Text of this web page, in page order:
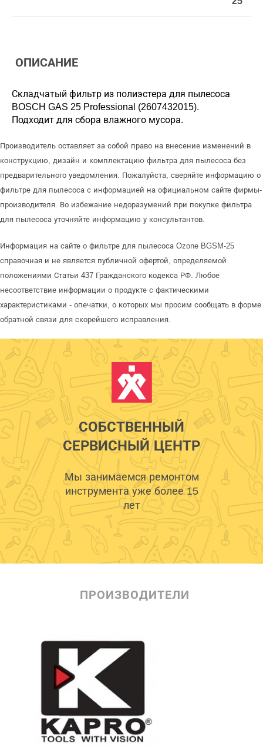
ОПИСАНИЕ
Складчатый фильтр из полиэстера для пылесоса
BOSCH GAS 25 Professional (2607432015).
Подходит для сбора влажного мусора.
Производитель оставляет за собой право на внесение изменений в
конструкцию, дизайн и комплектацию фильтра для пылесоса без
предварительного уведомления. Пожалуйста, сверяйте информацию о
фильтре для пылесоса с информацией на официальном сайте фирмы-
производителя. Во избежание недоразумений при покупке фильтра
для пылесоса уточняйте информацию у консультантов.
Информация на сайте о фильтре для пылесоса Ozone BGSM-25
справочная и не является публичной офертой, определяемой
положениями Статьи 437 Гражданского кодекса РФ. Любое
несоответствие информации о продукте с фактическими
характеристиками - опечатки, о которых мы просим сообщать в форме
обратной связи для скорейшего исправления.
СОБСТВЕННЫЙ
СЕРВИСНЫЙ ЦЕНТР
Мы занимаемся ремонтом
инструмента уже более 15
лет
ПРОИЗВОДИТЕЛИ